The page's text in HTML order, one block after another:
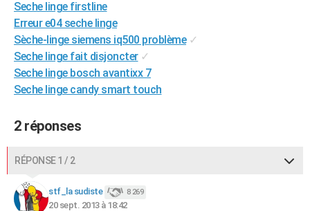
Carte de Noël
Carte Bonne année
Carte Saint-Valentin
Carte Pâques
Carte d'anniversaire
DICTIONNAIRE
Dictionnaire
Biographies
Citations
Expressions
Proverbes
PROGRAMME TV
COPAINS D'AVANT
FORUM
Bricolage
Lifestyle
Culture
Sport
Auto
Television
Voyage
Cinema
Seche linge firstline
Erreur e04 seche linge
Sèche-linge siemens iq500 problème ✓
Seche linge fait disjoncter ✓
Seche linge bosch avantixx 7
Seche linge candy smart touch
2 réponses
RÉPONSE 1 / 2
stf_la sudiste 8 269
20 sept. 2013 à 18:42